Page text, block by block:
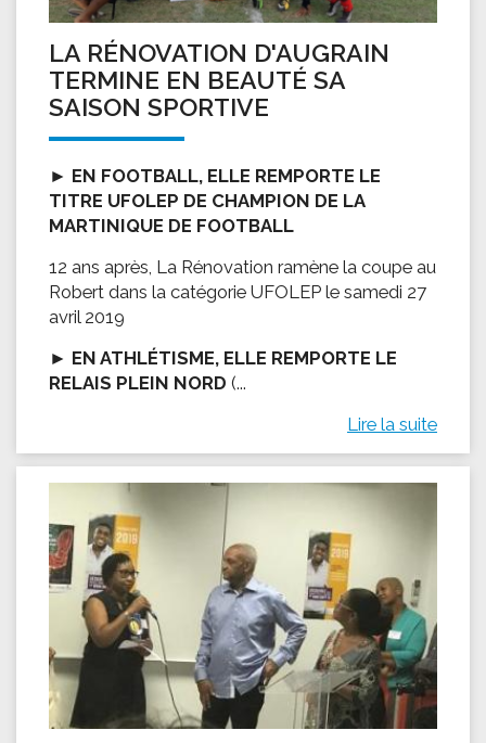
LA RÉNOVATION D'AUGRAIN
TERMINE EN BEAUTÉ SA
SAISON SPORTIVE
► EN FOOTBALL, ELLE REMPORTE LE
TITRE UFOLEP DE CHAMPION DE LA
MARTINIQUE DE FOOTBALL
12 ans après, La Rénovation ramène la coupe au
Robert dans la catégorie UFOLEP le samedi 27
avril 2019
► EN ATHLÉTISME, ELLE REMPORTE LE
RELAIS PLEIN NORD (...
Lire la suite